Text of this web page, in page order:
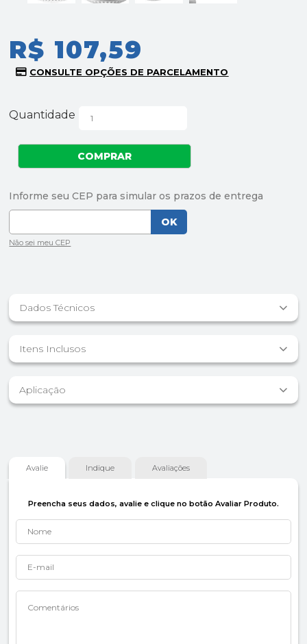
R$ 107,59
Quantidade
Dados Técnicos
Itens Inclusos
Aplicação
Avalie Indique Avaliações
Preencha seus dados, avalie e clique no botão Avaliar Produto.